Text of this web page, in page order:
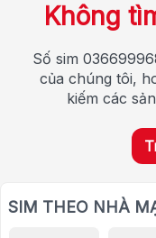
Không
Số sim
của chúng tôi,
kiếm các
SIM THEO NHÀ